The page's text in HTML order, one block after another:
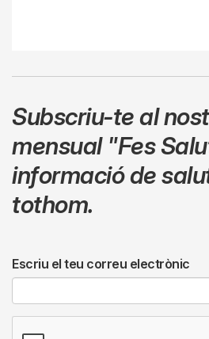
Subscriu-te al
mensual "Fes
informació de
tothom.
Escriu el teu correu electrònic